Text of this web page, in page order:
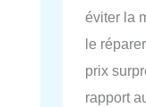
éviter la
le
prix
rapport